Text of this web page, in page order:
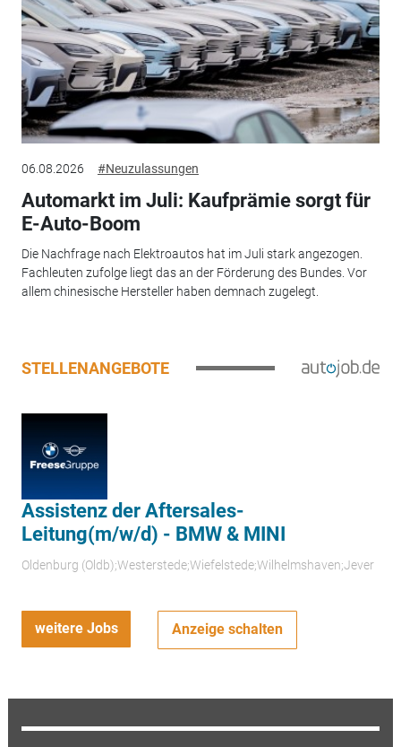
06.08.2026 #Neuzulassungen
Automarkt im Juli: Kaufprämie sorgt für
E-Auto-Boom
Die Nachfrage nach Elektroautos hat im Juli stark angezogen.
Fachleuten zufolge liegt das an der Förderung des Bundes. Vor
allem chinesische Hersteller haben demnach zugelegt.
STELLENANGEBOTE
Assistenz der Aftersales-
Leitung(m/w/d) - BMW & MINI
Oldenburg (Oldb);Westerstede;Wiefelstede;Wilhelmshaven;Jever
weitere Jobs Anzeige schalten